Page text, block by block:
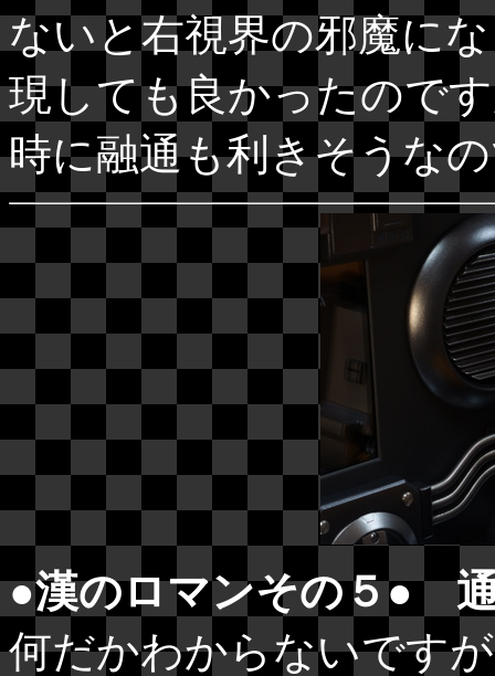
ないと右視界の邪魔に
現しても良かったので
時に融通も利きそうな
●漢のロマンその５●
何だかわからないです